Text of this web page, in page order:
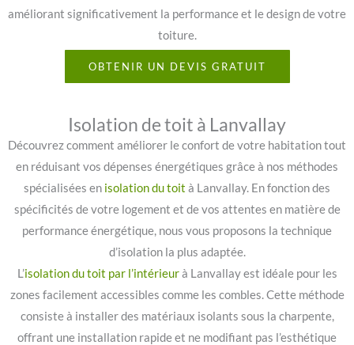
améliorant significativement la performance et le design de votre
toiture.
OBTENIR UN DEVIS GRATUIT
Isolation de toit à Lanvallay
Découvrez comment améliorer le confort de votre habitation tout
en réduisant vos dépenses énergétiques grâce à nos méthodes
spécialisées en isolation du toit à Lanvallay. En fonction des
spécificités de votre logement et de vos attentes en matière de
performance énergétique, nous vous proposons la technique
d’isolation la plus adaptée.
L’isolation du toit par l’intérieurà Lanvallay est idéale pour les
zones facilement accessibles comme les combles. Cette méthode
consiste à installer des matériaux isolants sous la charpente,
offrant une installation rapide et ne modifiant pas l’esthétique